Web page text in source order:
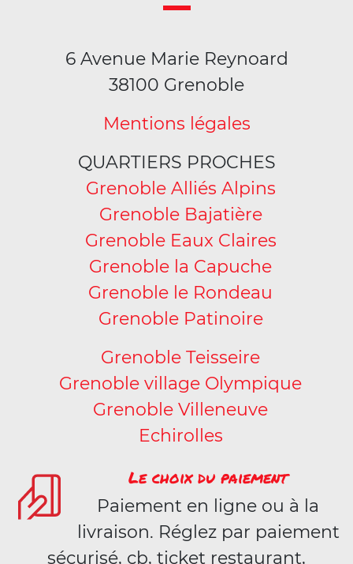
6 Avenue Marie Reynoard
38100 Grenoble
Mentions légales
QUARTIERS PROCHES
Grenoble Alliés Alpins
Grenoble Bajatière
Grenoble Eaux Claires
Grenoble la Capuche
Grenoble le Rondeau
Grenoble Patinoire
Grenoble Teisseire
Grenoble village Olympique
Grenoble Villeneuve
Echirolles
Le choix du paiement
Paiement en ligne ou à la
livraison. Réglez par paiement
sécurisé, cb, ticket restaurant,